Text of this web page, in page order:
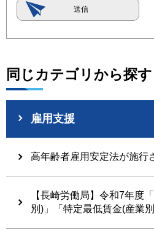
同じカテゴリから探す
雇用支援
高年齢者雇用安定法が施行
【長崎労働局】令和7年度
別)」「特定最低賃金(産業